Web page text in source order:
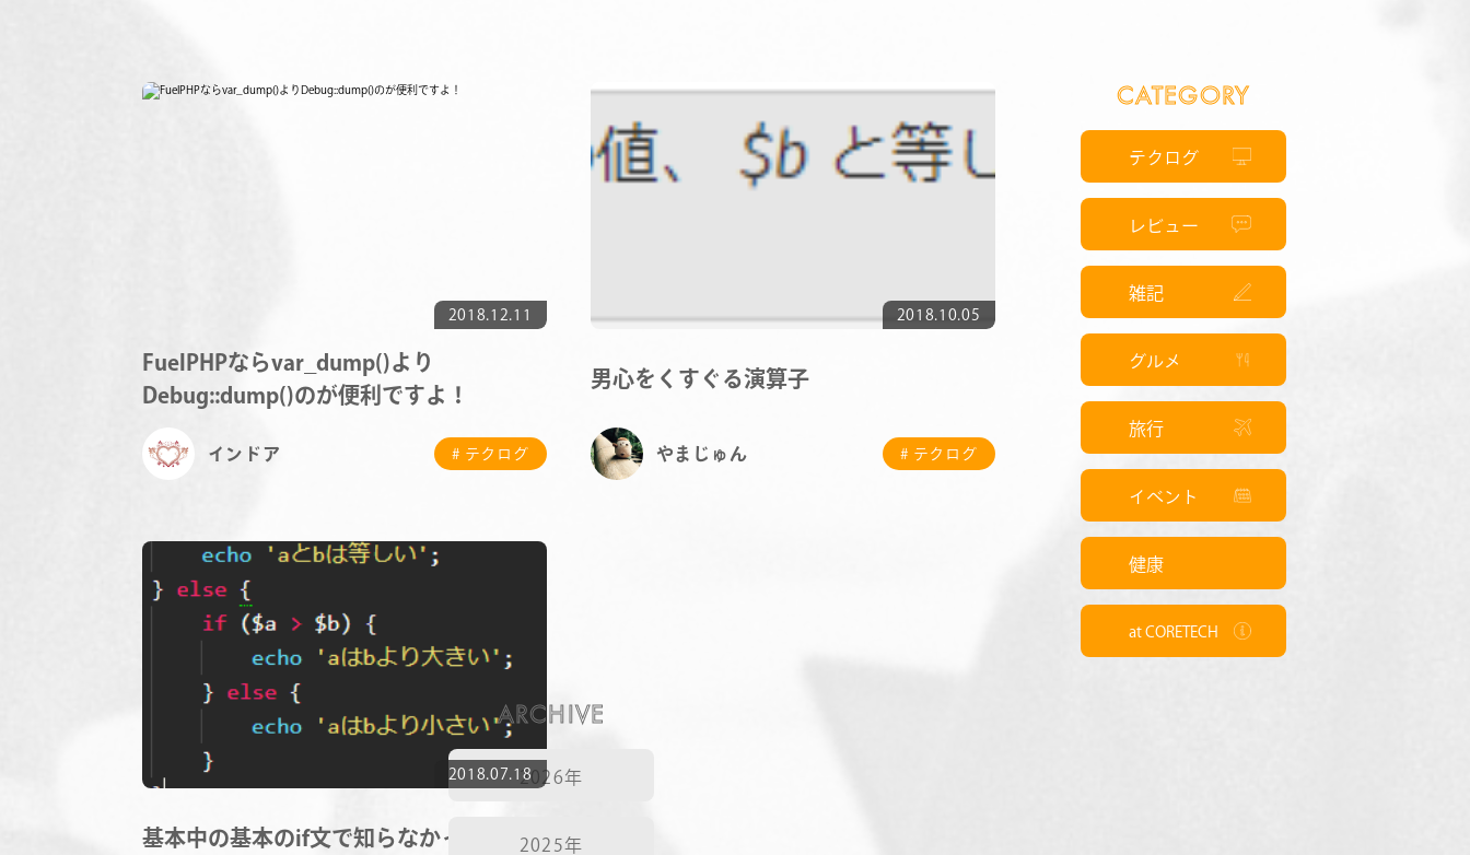
STAFF BLOG
2018.12.11
FuelPHPならvar_dump()より
Debug::dump()のが便利ですよ！
インドア # テクログ
2018.10.05
男心をくすぐる演算子
やまじゅん # テクログ
2018.07.18
基本中の基本のif文で知らなかったこと
CATEGORY
テクログ
レビュー
雑記
グルメ
旅行
イベント
健康
at CORETECH
ARCHIVE
2026年
2025年